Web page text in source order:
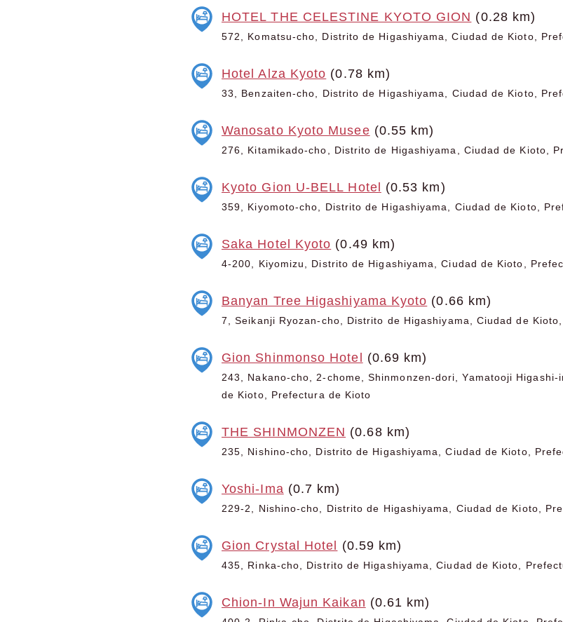
HOTEL THE CELESTINE KYOTO GION (0.28 km)
572, Komatsu-cho, Distrito de Higashiyama, Ciudad de Kioto,
Hotel Alza Kyoto (0.78 km)
33, Benzaiten-cho, Distrito de Higashiyama, Ciudad de Kioto,
Wanosato Kyoto Musee (0.55 km)
276, Kitamikado-cho, Distrito de Higashiyama, Ciudad de Kioto,
Kyoto Gion U-BELL Hotel (0.53 km)
359, Kiyomoto-cho, Distrito de Higashiyama, Ciudad de Kioto,
Saka Hotel Kyoto (0.49 km)
4-200, Kiyomizu, Distrito de Higashiyama, Ciudad de Kioto,
Banyan Tree Higashiyama Kyoto (0.66 km)
7, Seikanji Ryozan-cho, Distrito de Higashiyama, Ciudad de
Gion Shinmonso Hotel (0.69 km)
243, Nakano-cho, 2-chome, Shinmonzen-dori, Yamatooji
de Kioto, Prefectura de Kioto
THE SHINMONZEN (0.68 km)
235, Nishino-cho, Distrito de Higashiyama, Ciudad de Kioto,
Yoshi-Ima (0.7 km)
229-2, Nishino-cho, Distrito de Higashiyama, Ciudad de Kioto,
Gion Crystal Hotel (0.59 km)
435, Rinka-cho, Distrito de Higashiyama, Ciudad de Kioto,
Chion-In Wajun Kaikan (0.61 km)